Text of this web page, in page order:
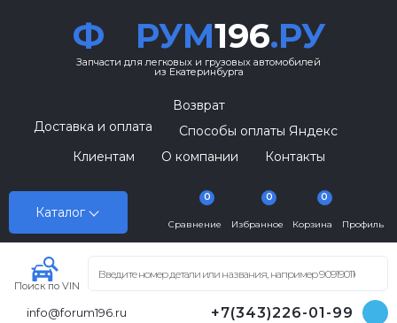
Ф РУМ196.РУ
Запчасти для легковых и грузовых автомобилей
из Екатеринбурга
Каталог
Возврат
Доставка и оплата
Способы оплаты Яндекс
Клиентам
О компании Контакты
Сравнение
0
Избранное
0
Корзина
0
Профиль
Поиск по VIN
info@forum196.ru +7(343)226-01-99